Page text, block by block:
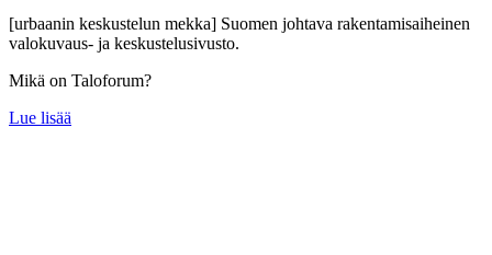
[urbaanin keskustelun mekka] Suomen johtava rakentamisaiheinen
valokuvaus- ja keskustelusivusto.
Mikä on Taloforum?
Lue lisää